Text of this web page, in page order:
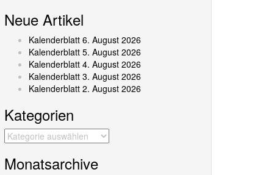
Neue Artikel
Kalenderblatt 6. August 2026
Kalenderblatt 5. August 2026
Kalenderblatt 4. August 2026
Kalenderblatt 3. August 2026
Kalenderblatt 2. August 2026
Kategorien
Kategorien
Monatsarchive